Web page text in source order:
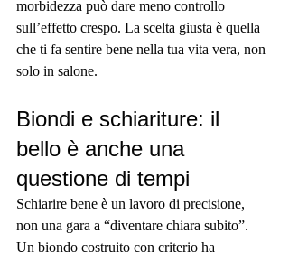
morbidezza può dare meno controllo
sull’effetto crespo. La scelta giusta è quella
che ti fa sentire bene nella tua vita vera, non
solo in salone.
Biondi e schiariture: il
bello è anche una
questione di tempi
Schiarire bene è un lavoro di precisione,
non una gara a “diventare chiara subito”.
Un biondo costruito con criterio ha